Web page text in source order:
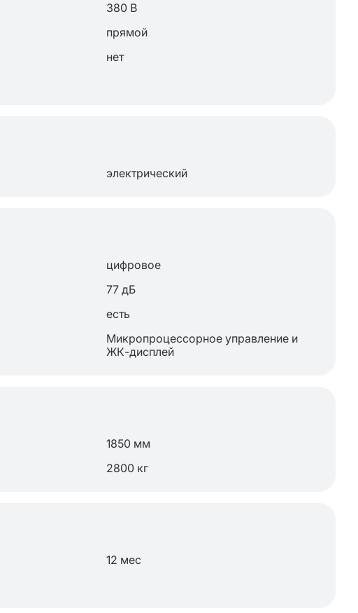
380 В
прямой
нет
электрический
цифровое
77 дБ
есть
Микропроцессорное управление и
ЖК-дисплей
1850 мм
2800 кг
12 мес